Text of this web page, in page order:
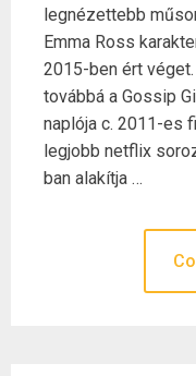
legnézettebb
Emma Ross
2015-ben ért
továbbá a Gossip
naplója c. 2011-es
legjobb netflix
ban alakítja …